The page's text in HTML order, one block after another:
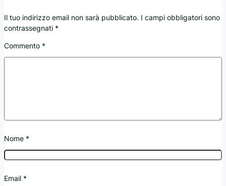
Il tuo indirizzo email non sarà pubblicato. I campi obbligatori sono
contrassegnati *
Commento *
Nome *
Email *